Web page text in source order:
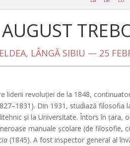
LÂNGĂ SIBIU — 25
liderii revoluţiei de la 1848,
Din 1931, studiază
şi la Universitate. Întors în ţara,
manuale şcolare (de filosofie,
(1845). A fost inspector general al